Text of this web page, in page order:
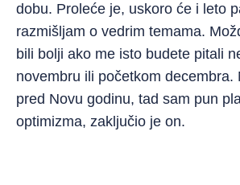
dobu. Proleće je, uskoro će i leto
razmišljam o vedrim temama.
bili bolji ako me isto budete pitali
novembru ili početkom decembra.
pred Novu godinu, tad sam pun
optimizma, zaključio je on.